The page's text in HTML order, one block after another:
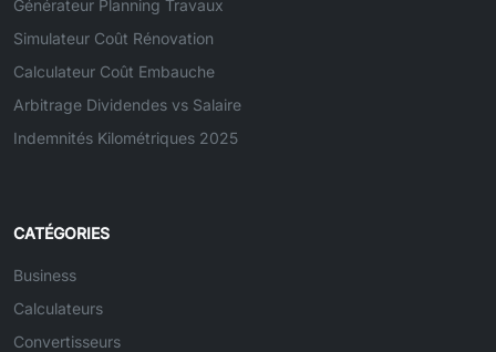
Générateur Planning Travaux
Simulateur Coût Rénovation
Calculateur Coût Embauche
Arbitrage Dividendes vs Salaire
Indemnités Kilométriques 2025
CATÉGORIES
Business
Calculateurs
Convertisseurs